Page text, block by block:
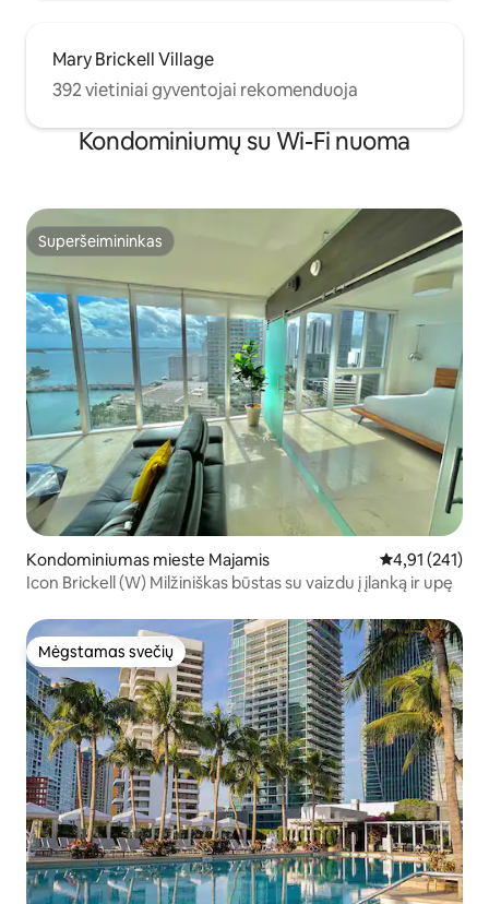
Mary Brickell Village
392 vietiniai gyventojai rekomenduoja
Kondominiumų su Wi-Fi nuoma
Superšeimininkas
Superšeimininkas
Kondominiumas mieste Majamis Vidutinis
4,91 (241)
Icon Brickell (W) Milžiniškas būstas su vaizdu į įlanką ir upę
Mėgstamas svečių
Mėgstamas svečių